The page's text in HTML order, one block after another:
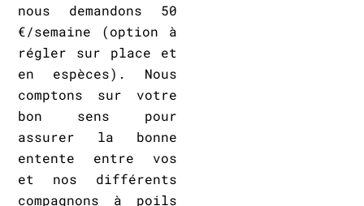
nous demandons 50
€/semaine (option à
régler sur place et
en espèces). Nous
comptons sur votre
bon sens pour
assurer la bonne
entente entre vos
et nos différents
compagnons à poils